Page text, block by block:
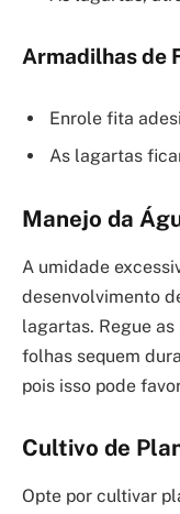
Armadilhas de
Enrole fita
As lagartas
Manejo da
A umidade
desenvolvimento
lagartas. Regue
folhas sequem
pois isso pode
Cultivo de
Opte por cultivar